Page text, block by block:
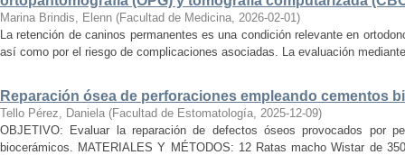
Marina Brindis, Elenn (Facultad de Medicina, 2026-02-01)
La retención de caninos permanentes es una condición relevante en
así como por el riesgo de complicaciones asociadas. La evaluación
Reparación ósea de perforaciones empleando cementos
Tello Pérez, Daniela (Facultad de Estomatología, 2025-12-09)
OBJETIVO: Evaluar la reparación de defectos óseos provocados por
biocerámicos. MATERIALES Y MÉTODOS: 12 Ratas macho Wistar de